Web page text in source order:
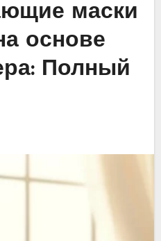
маски
основе
Полный